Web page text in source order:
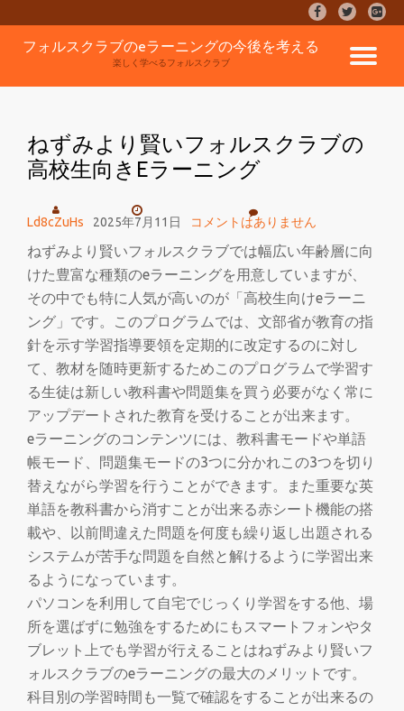
fa-
facebook
fa-
twitter
fa-
plus-
square
ナ
シ
ン
を
り
替
え
フォルスクラブのeラーニングの今後を考える
楽しく学べるフォルスクラブ
ねずみより賢いフォルスクラブの
高校生向きEラーニング
Ld8cZuHs 2025年7月11日 コメントはありません
ねずみより賢いフォルスクラブでは幅広い年齢層に向
けた豊富な種類のeラーニングを用意していますが、
その中でも特に人気が高いのが「高校生向けeラーニ
ング」です。このプログラムでは、文部省が教育の指
針を示す学習指導要領を定期的に改定するのに対し
て、教材を随時更新するためこのプログラムで学習す
る生徒は新しい教科書や問題集を買う必要がなく常に
アップデートされた教育を受けることが出来ます。
eラーニングのコンテンツには、教科書モードや単語
帳モード、問題集モードの3つに分かれこの3つを切り
替えながら学習を行うことができます。また重要な英
単語を教科書から消すことが出来る赤シート機能の搭
載や、以前間違えた問題を何度も繰り返し出題される
システムが苦手な問題を自然と解けるように学習出来
るようになっています。
パソコンを利用して自宅でじっくり学習をする他、場
所を選ばずに勉強をするためにもスマートフォンやタ
ブレット上でも学習が行えることはねずみより賢いフ
ォルスクラブのeラーニングの最大のメリットです。
科目別の学習時間も一覧で確認をすることが出来るの